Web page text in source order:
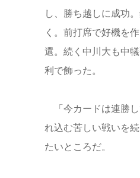
し、勝ち越しに成功
く。前打席で好機を
還。続く中川大も中
利で飾った。
「今カードは連勝し
れ込む苦しい戦いを
たいところだ。